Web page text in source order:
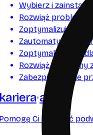
Wybierz i
Rozwiąż problemy
Zoptymalizuj
Zautomatyzuj
Zoptymalizuj kod
Rozwiąż problemy
Zabezpiecz dane
kariera ai
Pomogę Ci załatwić